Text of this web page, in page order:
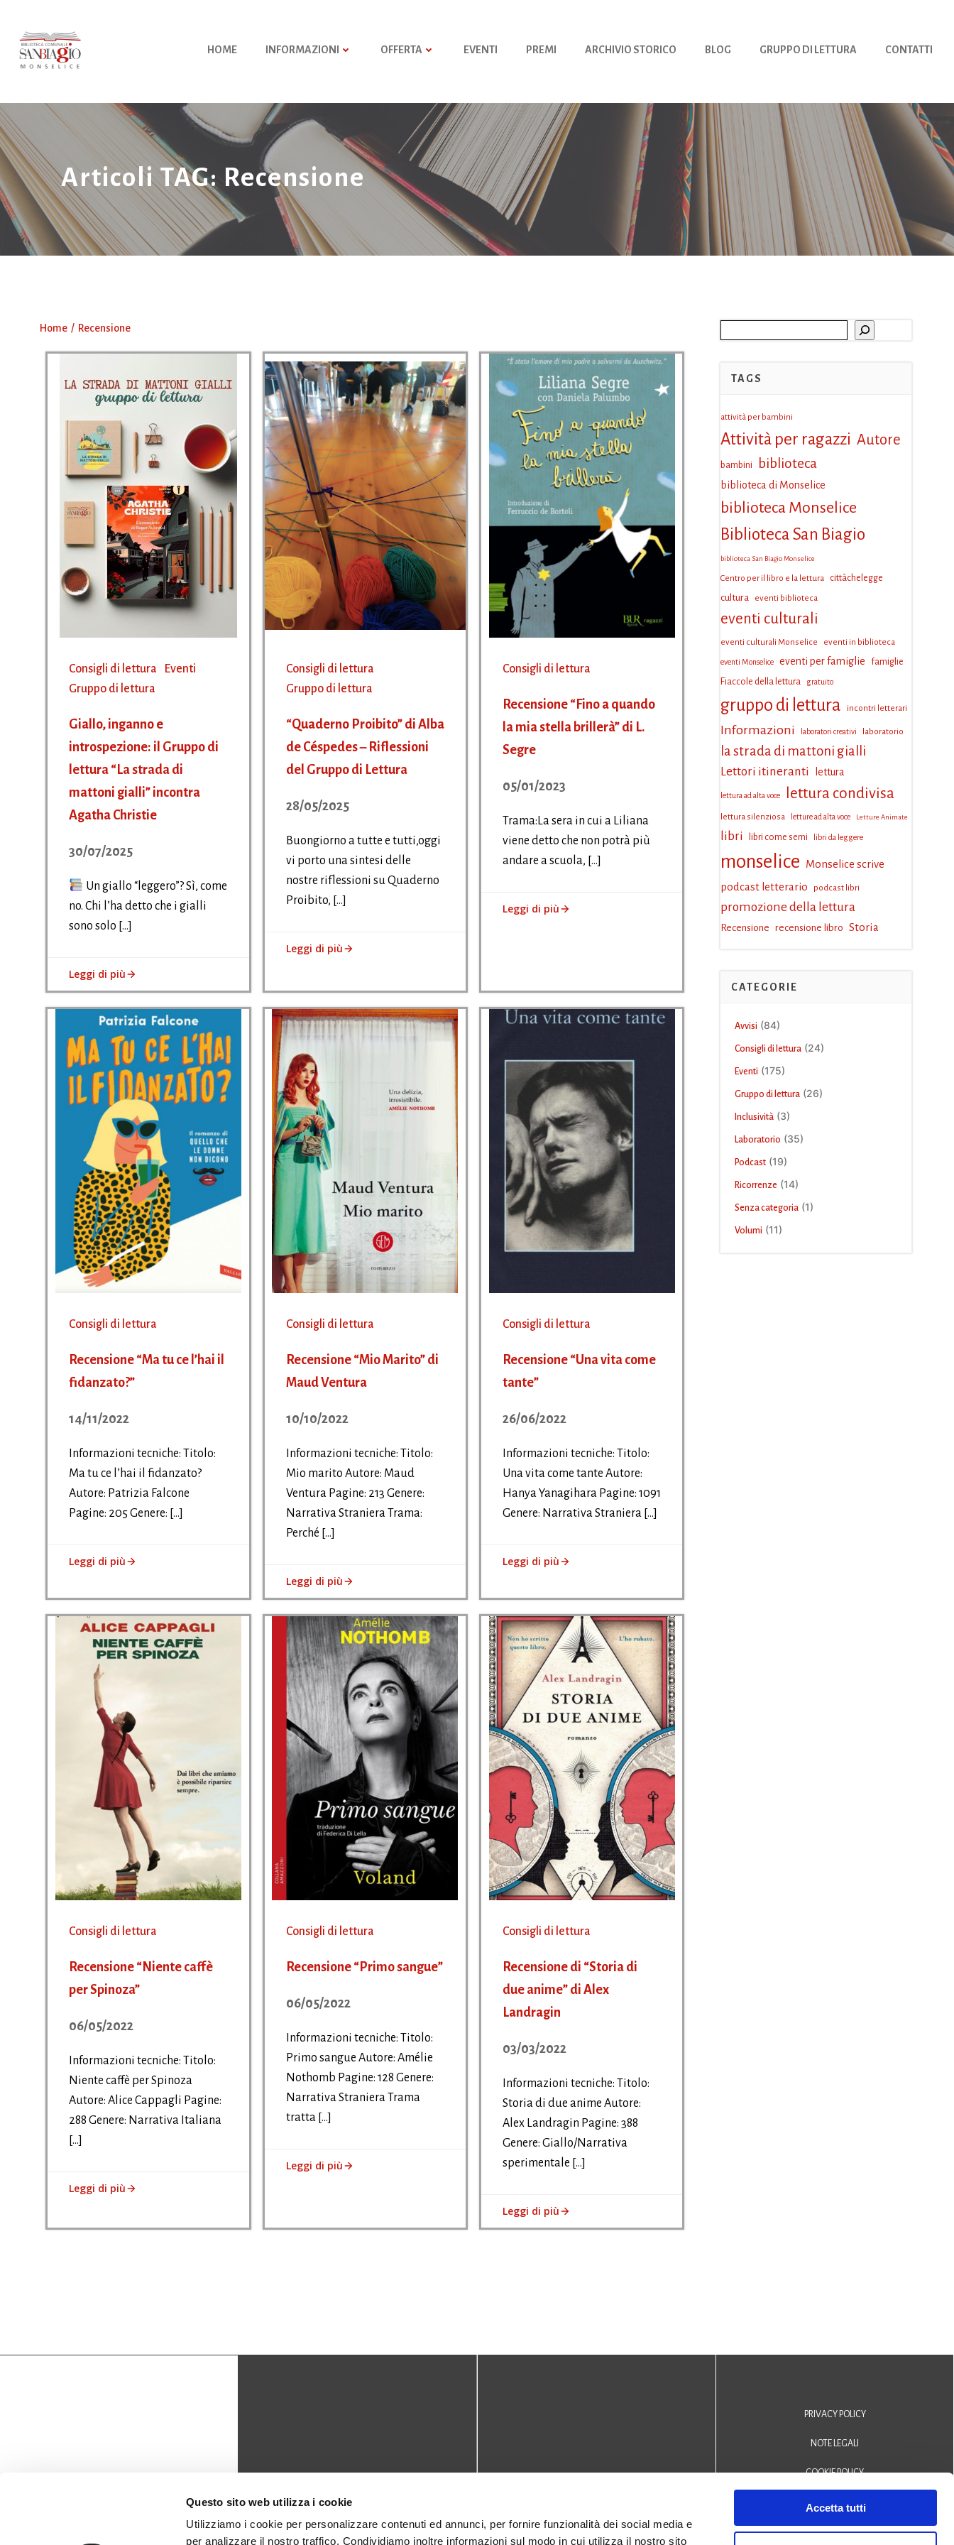
Questo sito web utilizza i cookie
Utilizziamo i cookie per personalizzare contenuti ed annunci, per fornire funzionalità dei social media e
per analizzare il nostro traffico. Condividiamo inoltre informazioni sul modo in cui utilizza il nostro sito
Accetta tutti
contenuto
HOME INFORMAZIONI OFFERTA EVENTI PREMI ARCHIVIO STORICO BLOG GRUPPO DI LETTURA CONTATTI
Articoli TAG: Recensione
Home Recensione
Consigli di lettura
Eventi
Gruppo di lettura
Giallo, inganno e
introspezione: il Gruppo di
lettura “La strada di
mattoni gialli” incontra
Agatha Christie
30/07/2025
Un giallo “leggero”? Sì, come
no. Chi l’ha detto che i gialli
sono solo […]
Leggi di più
Consigli di lettura
Gruppo di lettura
“Quaderno Proibito” di Alba
de Céspedes – Riflessioni
del Gruppo di Lettura
28/05/2025
Buongiorno a tutte e tutti,oggi
vi porto una sintesi delle
nostre riflessioni su Quaderno
Proibito, […]
Leggi di più
Consigli di lettura
Recensione “Fino a quando
la mia stella brillerà” di L.
Segre
05/01/2023
Trama:La sera in cui a Liliana
viene detto che non potrà più
andare a scuola, […]
Leggi di più
Consigli di lettura
Recensione “Ma tu ce l’hai il
fidanzato?”
14/11/2022
Informazioni tecniche: Titolo:
Ma tu ce l’hai il fidanzato?
Autore: Patrizia Falcone
Pagine: 205 Genere: […]
Leggi di più
Consigli di lettura
Recensione “Mio Marito” di
Maud Ventura
10/10/2022
Informazioni tecniche: Titolo:
Mio marito Autore: Maud
Ventura Pagine: 213 Genere:
Narrativa Straniera Trama:
Perché […]
Leggi di più
Consigli di lettura
Recensione “Una vita come
tante”
26/06/2022
Informazioni tecniche: Titolo:
Una vita come tante Autore:
Hanya Yanagihara Pagine: 1091
Genere: Narrativa Straniera […]
Leggi di più
Consigli di lettura
Recensione “Niente caffè
per Spinoza”
06/05/2022
Informazioni tecniche: Titolo:
Niente caffè per Spinoza
Autore: Alice Cappagli Pagine:
288 Genere: Narrativa Italiana
[…]
Leggi di più
Consigli di lettura
Recensione “Primo sangue”
06/05/2022
Informazioni tecniche: Titolo:
Primo sangue Autore: Amélie
Nothomb Pagine: 128 Genere:
Narrativa Straniera Trama
tratta […]
Leggi di più
Consigli di lettura
Recensione di “Storia di
due anime” di Alex
Landragin
03/03/2022
Informazioni tecniche: Titolo:
Storia di due anime Autore:
Alex Landragin Pagine: 388
Genere: Giallo/Narrativa
sperimentale […]
Leggi di più
TAGS
attività per bambini
Attività per ragazzi Autore
bambini biblioteca
biblioteca di Monselice
biblioteca Monselice
Biblioteca San Biagio
biblioteca San Biagio Monselice
Centro per il libro e la lettura cittàchelegge
cultura eventi biblioteca
eventi culturali
eventi culturali Monselice eventi in biblioteca
eventi Monselice eventi per famiglie
famiglie
Fiaccole della lettura
gratuito
gruppo di lettura incontri letterari
Informazioni laboratori creativi laboratorio
la strada di mattoni gialli
Lettori itineranti lettura
lettura ad alta voce lettura condivisa
lettura silenziosa letture ad alta voce Letture Animate
libri libri come semi libri da leggere
monselice Monselice scrive
podcast letterario
podcast libri
promozione della lettura
Recensione recensione libro Storia
CATEGORIE
Avvisi (84)
Consigli di lettura(24)
Eventi (175)
Gruppo di lettura(26)
Inclusività(3)
Laboratorio (35)
Podcast(19)
Ricorrenze (14)
Senza categoria(1)
Volumi (11)
biblioteca@comune.monselice.padova.it Via San Biagio,10
PRIVACY POLICY
NOTE LEGALI
COOKIE POLICY
DICHIARAZIONE DI ACCESSIBILITÀ